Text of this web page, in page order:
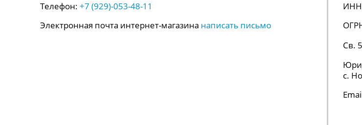
Телефон: +7 (929)-053-48-11
Электронная почта интернет-магазина написать письмо
ИНН
Св.
с.